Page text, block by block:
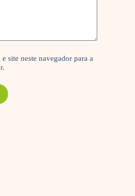
site neste navegador para a